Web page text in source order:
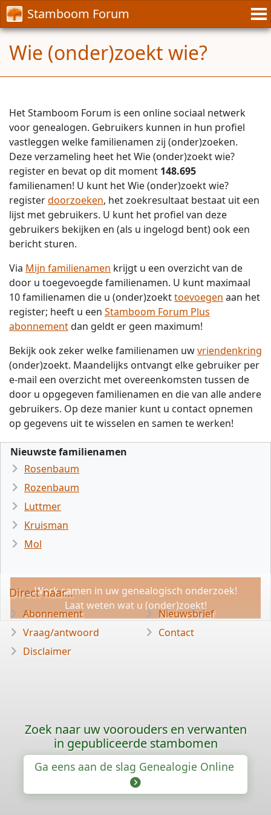
Stamboom Forum
Wie (onder)zoekt wie?
Het Stamboom Forum is een online sociaal netwerk
voor genealogen. Gebruikers kunnen in hun profiel
vastleggen welke familienamen zij (onder)zoeken.
Deze verzameling heet het Wie (onder)zoekt wie?
register en bevat op dit moment 148.695
familienamen! U kunt het Wie (onder)zoekt wie?
registerdoorzoeken, het zoekresultaat bestaat uit een
lijst met gebruikers. U kunt het profiel van deze
gebruikers bekijken en (als u ingelogd bent) ook een
bericht sturen.
Via Mijn familienamen krijgt u een overzicht van de
door u toegevoegde familienamen. U kunt maximaal
10 familienamen die u (onder)zoekttoevoegen aan het
register; heeft u een Stamboom Forum Plus
abonnementdan geldt er geen maximum!
Bekijk ook zeker welke familienamen uwvriendenkring
(onder)zoekt. Maandelijks ontvangt elke gebruiker per
e-mail een overzicht met overeenkomsten tussen de
door u opgegeven familienamen en die van alle andere
gebruikers. Op deze manier kunt u contact opnemen
op gegevens uit te wisselen en samen te werken!
Nieuwste familienamen
Rosenbaum
Rozenbaum
Luttmer
Kruisman
Mol
Werk samen in uw genealogisch onderzoek!
Laat weten wat u (onder)zoekt!
Direct naar...
Abonnement
Vraag/antwoord
Disclaimer
Nieuwsbrief
Contact
Zoek naar uw voorouders en verwanten
in gepubliceerde stambomen
Ga eens aan de slag Genealogie Online